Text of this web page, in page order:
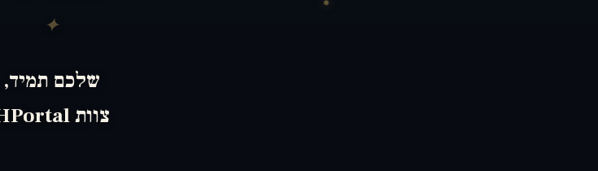
שלכם תמיד,
צוות HPortal